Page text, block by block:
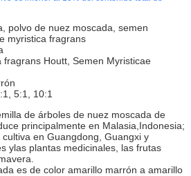
polvo de nuez moscada, semen
myristica fragrans
Houtt, Semen Myristicae
5:1, 10:1
de árboles de nuez moscada de
principalmente en Malasia, Indonesia;
cultiva en Guangdong, Guangxi y
ylas plantas medicinales, las frutas
es de color amarillo marrón a amarillo